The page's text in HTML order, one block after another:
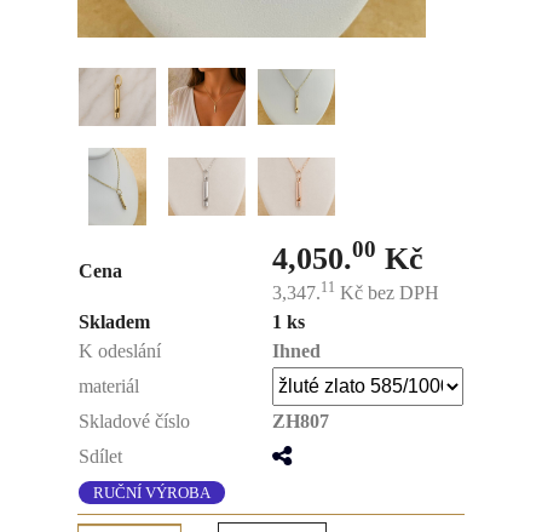
Cena 4,050.00 Kč
3,347.11 Kč bez DPH
Skladem
1 ks
K odeslání
Ihned
materiál
Skladové číslo
ZH807
Sdílet
RUČNÍ VÝROBA